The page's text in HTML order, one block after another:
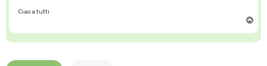
Ciao a tutti
p